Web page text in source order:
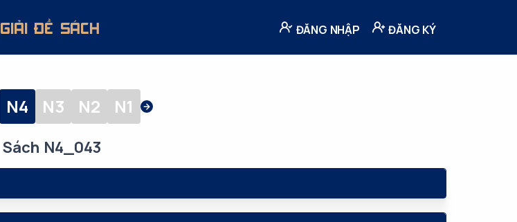
GIẢI ĐỀ SÁCH ĐĂNG NHẬP ĐĂNG KÝ
N4 N3 N2 N1
Sách N4_043